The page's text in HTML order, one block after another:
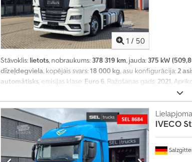
1 / 50
Stāvoklis: lietots, nobraukums: 378 319 km, jauda: 375 kW
dīzeļdegviela, kopējais svars:18 000 kg, asu konfigurācija:2
automātisks, emisijas klase: Euro 6, Ražošanas gads: 2021,
IVECO
i
r
k
u
m
a
p
i
e
p